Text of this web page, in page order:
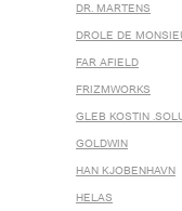
DR. MARTENS
DROLE DE
FAR AFIELD
FRIZMWORKS
GLEB KOSTIN
GOLDWIN
HAN KJOBENHAVN
HELAS